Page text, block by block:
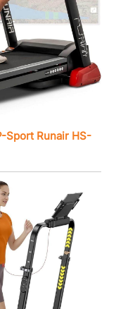
Sport Runair HS-